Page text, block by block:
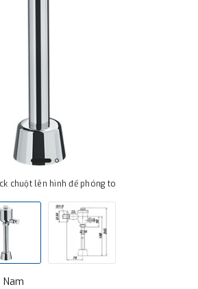
chuột lên hình để phóng to
Nam